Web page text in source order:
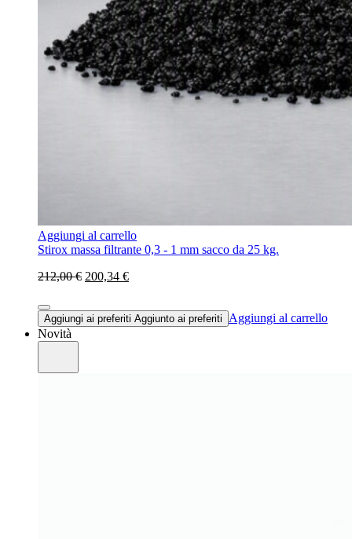
Aggiungi al carrello
Stirox massa filtrante 0,3 - 1 mm sacco da 25 kg.
212,00 € 200,34 €
Aggiungi ai preferiti Aggiunto ai preferiti
Aggiungi al carrello
Novità